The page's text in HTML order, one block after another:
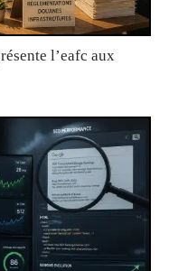
l’eafc aux